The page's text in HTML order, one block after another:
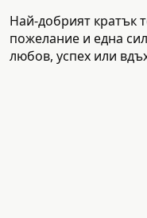
Най-добрият кратък
пожелание и една
любов, успех или